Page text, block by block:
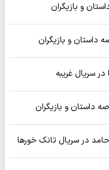
و بازیگران
و بازیگران
سریال غریبه
داستان و بازیگران
در سریال تانک خورها